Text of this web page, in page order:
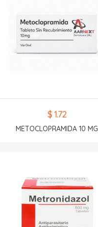
$ 1.72
METOCLOPRAMIDA 10 MG